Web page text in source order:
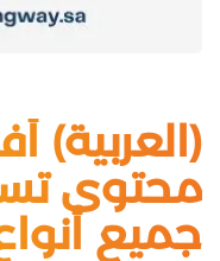
محتوى
جميع